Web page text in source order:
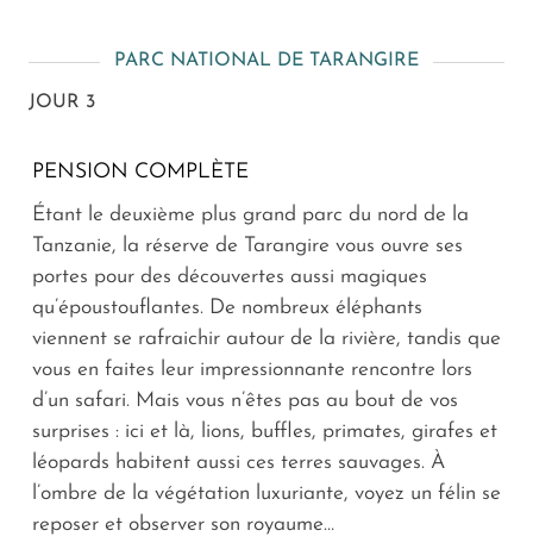
PARC NATIONAL DE TARANGIRE
JOUR 3
PENSION COMPLÈTE
Étant le deuxième plus grand parc du nord de la
Tanzanie, la réserve de Tarangire vous ouvre ses
portes pour des découvertes aussi magiques
qu’époustouflantes. De nombreux éléphants
viennent se rafraichir autour de la rivière, tandis que
vous en faites leur impressionnante rencontre lors
d’un safari. Mais vous n’êtes pas au bout de vos
surprises : ici et là, lions, buffles, primates, girafes et
léopards habitent aussi ces terres sauvages. À
l’ombre de la végétation luxuriante, voyez un félin se
reposer et observer son royaume…